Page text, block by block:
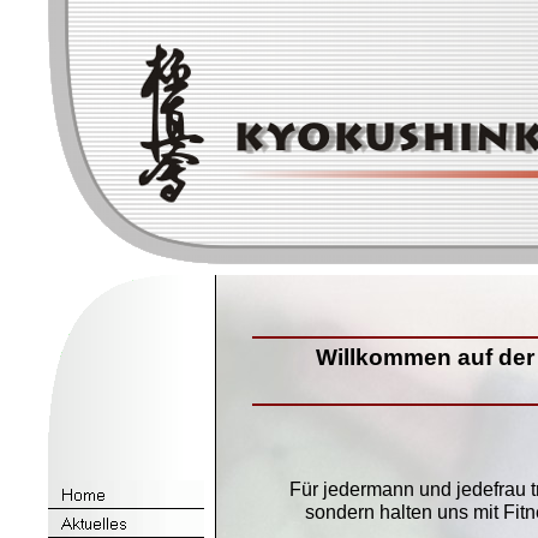
Willkommen auf
Für jedermann und jedefrau
sondern halten uns mit